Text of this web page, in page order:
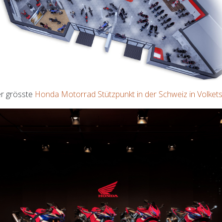
grösste Honda Motorrad Stützpunkt in der Schweiz in